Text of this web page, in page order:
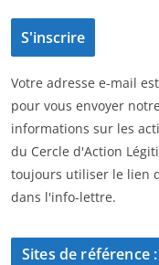
Votre adresse e-mail
pour vous envoyer
informations sur les
du Cercle d'Action
toujours utiliser le lien
dans l'info-lettre.
Sites de référence :